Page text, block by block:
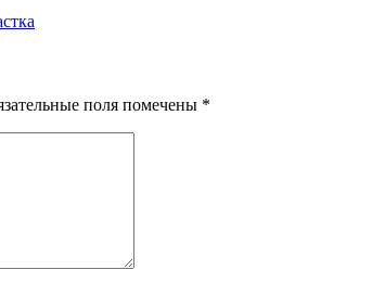
поля помечены *